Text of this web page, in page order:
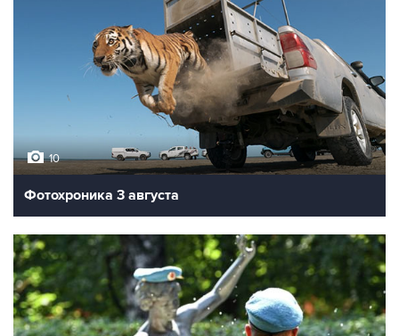
Обмеление Дуная